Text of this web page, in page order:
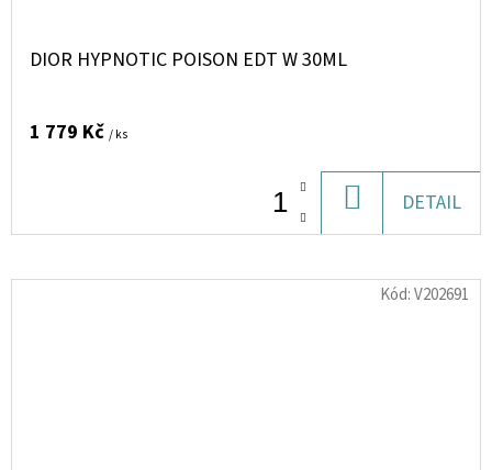
DIOR HYPNOTIC POISON EDT W 30ML
1 779 Kč / ks
KOŠÍKU
DETAIL
Kód:V202691